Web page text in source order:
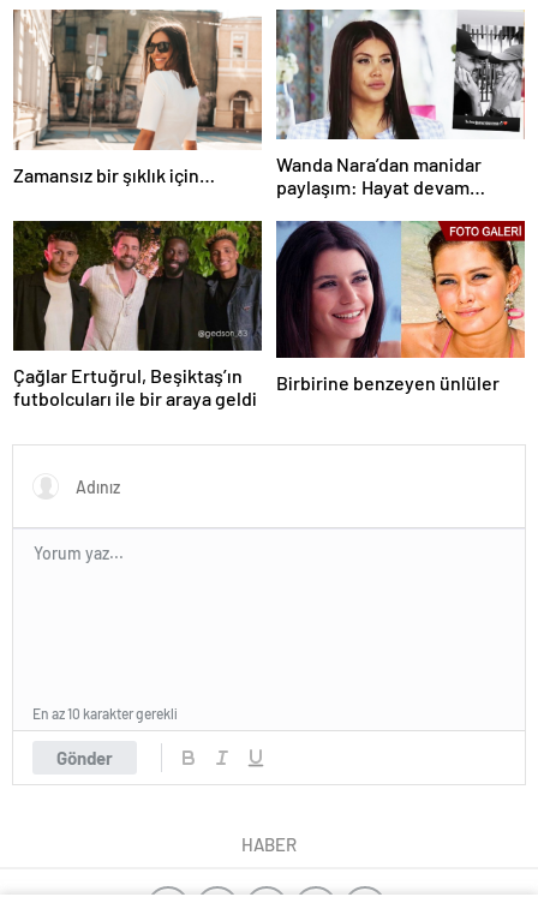
Zamansız bir şıklık için…
Wanda Nara’dan manidar
paylaşım: Hayat devam
Çağlar Ertuğrul, Beşiktaş’ın
futbolcuları ile bir araya geldi
Birbirine benzeyen ünlüler
Gönder
En az 10 karakter gerekli
HABER